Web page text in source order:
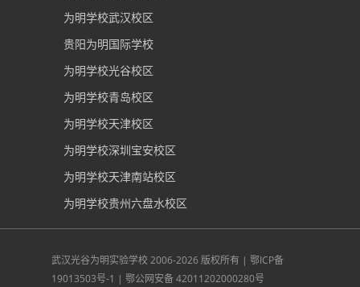
为明学校武汉校区
贵阳为明国际学校
为明学校光谷校区
为明学校青岛校区
为明学校天津校区
为明学校深圳宝安校区
为明学校天津南站校区
为明学校贵州六盘水校区
武汉光谷为明实验学校2006-2026 版权所有 | 鄂ICP备
19013503号-1 | 鄂公网安备 42011202000280号